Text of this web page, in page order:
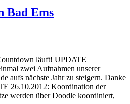
Bad Ems
läuft! UPDATE
zwei Aufnahmen unserer
aufs nächste Jahr zu steigern. Danke
26.10.2012: Koordination der
werden über Doodle koordiniert,